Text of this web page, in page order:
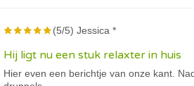
(5/5) Jessica *
Hij ligt nu een stuk relaxter in huis
Hier even een berichtje van onze kant.